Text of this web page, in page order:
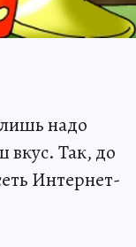
надо
вкус. Так, до
Интернет-